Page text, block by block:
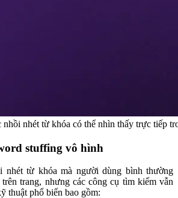
nhét từ khóa có thể nhìn thấy trực tiếp
stuffing vô hình
từ khóa mà người dùng bình thường
trang, nhưng các công cụ tìm kiếm vẫn
thuật phổ biến bao gồm: